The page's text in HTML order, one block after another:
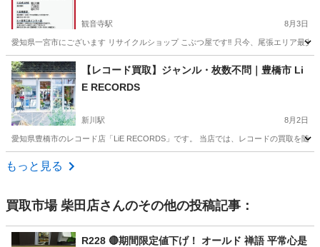
観音寺駅 8月3日
愛知県一宮市にございます リサイクルショップ こぶつ屋です‼️ 只今、尾張エリア最安値
愛知 一宮市 リサイクルショップ
【レコード買取】ジャンル・枚数不問｜豊橋市 Li
E RECORDS
新川駅 8月2日
愛知県豊橋市のレコード店「LiE RECORDS」です。 当店では、レコードの買取を随
愛知 豊橋市
もっと見る
買取市場 柴田店さんのその他の投稿記事：
R228 🔴期間限定値下げ！ オールド 禅語 平常心是